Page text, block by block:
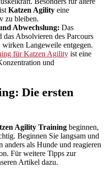
Katzen Agility eine
zu bleiben.
Abwechslung: Das
Absolvieren des Parcours
Langeweile entgegen.
für Katzen Agility ist eine
und
Die ersten
Agility Training beginnen,
Beginnen Sie langsam und
als Hunde und reagieren
Für weitere Tipps zur
Artikel dazu.